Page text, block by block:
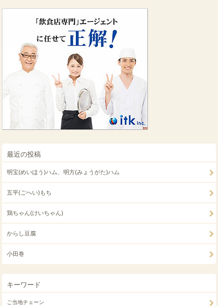
最近の投稿
明宝(めいほう)ハム、明方(みょうがた)ハム
五平(ごへい)もち
鶏ちゃん(けいちゃん)
からし豆腐
小田巻
キーワード
ご当地チェーン